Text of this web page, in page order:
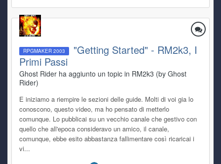
RPGMAKER 2003
"Getting Started" - RM2k3, I
Primi Passi
Ghost Rider ha aggiunto un topic in RM2k3 (by Ghost
Rider)
E iniziamo a riempire le sezioni delle guide. Molti di voi gia lo
conoscono, questo video, ma ho pensato di metterlo
comunque. Lo pubblicai su un vecchio canale che gestivo con
quello che all'epoca consideravo un amico, il canale,
comunque, ebbe esito abbastanza fallimentare così ricaricai i
vi...